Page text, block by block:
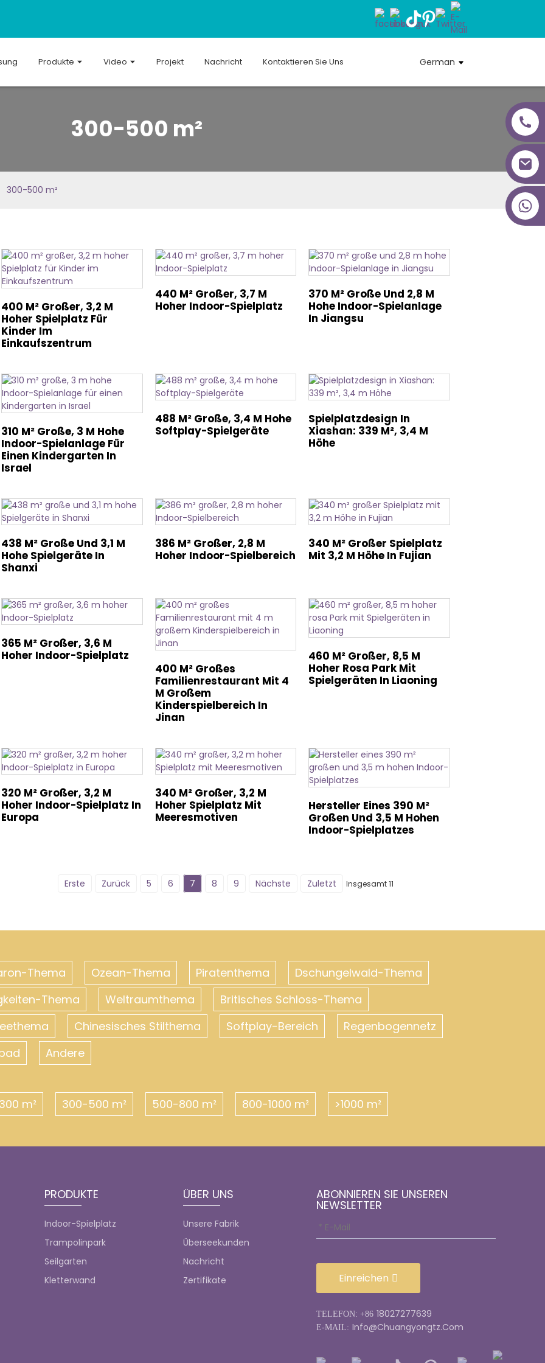
Produkte Video Projekt Nachricht Kontaktieren Sie Uns German
300-500 m²
300-500 m²
400 M² Großer, 3,2 M
Hoher Spielplatz Für
Kinder Im
Einkaufszentrum
440 M² Großer, 3,7 M
Hoher Indoor-Spielplatz
370 M² Große Und 2,8 M
Hohe Indoor-Spielanlage
In Jiangsu
310 M² Große, 3 M Hohe
Indoor-Spielanlage Für
Einen Kindergarten In
Israel
488 M² Große, 3,4 M Hohe
Softplay-Spielgeräte
Spielplatzdesign In
Xiashan: 339 M², 3,4 M
Höhe
438 M² Große Und 3,1 M
Hohe Spielgeräte In
Shanxi
386 M² Großer, 2,8 M
Hoher Indoor-Spielbereich
340 M² Großer Spielplatz
Mit 3,2 M Höhe In Fujian
365 M² Großer, 3,6 M
Hoher Indoor-Spielplatz
400 M² Großes
Familienrestaurant Mit 4
M Großem
Kinderspielbereich In
Jinan
460 M² Großer, 8,5 M
Hoher Rosa Park Mit
Spielgeräten In Liaoning
320 M² Großer, 3,2 M
Hoher Indoor-Spielplatz In
Europa
340 M² Großer, 3,2 M
Hoher Spielplatz Mit
Meeresmotiven
Hersteller Eines 390 M²
Großen Und 3,5 M Hohen
Indoor-Spielplatzes
Erste Zurück 5 6 7 8 9 Nächste Zuletzt Insgesamt 11
Thema Ozean-Thema Piratenthema
Dschungelwald-Thema
Thema
Weltraumthema
Britisches Schloss-Thema
Chinesisches Stilthema Softplay-Bereich
Regenbogennetz
Andere
m² 300-500 m² 500-800 m² 800-1000 m² >1000 m²
PRODUKTE
Indoor-Spielplatz
Trampolinpark
Seilgarten
Kletterwand
ÜBER UNS
Unsere Fabrik
Überseekunden
Nachricht
Zertifikate
ABONNIEREN SIE UNSEREN
NEWSLETTER
Einreichen
TELEFON: +86 18027277639
E-MAIL: Info@chuangyongtz.com